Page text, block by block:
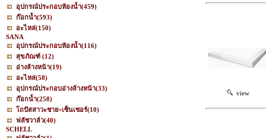
อุปกรณ์ประกอบห้องน้ำ(459)
ก๊อกน้ำ(593)
อะไหล่(150)
SANA
อุปกรณ์ประกอบห้องน้ำ(116)
สุขภัณฑ์ (12)
อ่างล้างหน้า(19)
อะไหล่(58)
อุปกรณ์ประกอบอ่างล้างหน้า(33)
ก๊อกน้ำ(258)
โถปัสสาวะชาย+เซ็นเซอร์(10)
ฟลัชวาล์ว(40)
SCHELL
view